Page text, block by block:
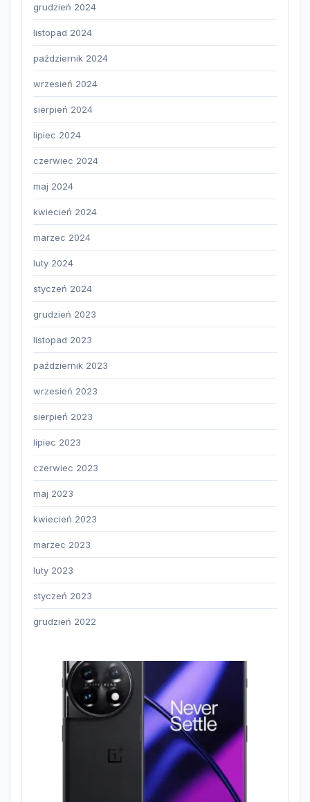
grudzień 2024
listopad 2024
październik 2024
wrzesień 2024
sierpień 2024
lipiec 2024
czerwiec 2024
maj 2024
kwiecień 2024
marzec 2024
luty 2024
styczeń 2024
grudzień 2023
listopad 2023
październik 2023
wrzesień 2023
sierpień 2023
lipiec 2023
czerwiec 2023
maj 2023
kwiecień 2023
marzec 2023
luty 2023
styczeń 2023
grudzień 2022